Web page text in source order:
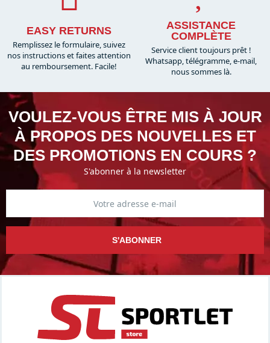
EASY RETURNS
Remplissez le formulaire, suivez
nos instructions et faites attention
au remboursement. Facile!
ASSISTANCE
COMPLÈTE
Service client toujours prêt !
Whatsapp, télégramme, e-mail,
nous sommes là.​
VOULEZ-VOUS ÊTRE MIS À JOUR
À PROPOS DES NOUVELLES ET
DES PROMOTIONS EN COURS ?
S'abonner à la newsletter
S'ABONNER